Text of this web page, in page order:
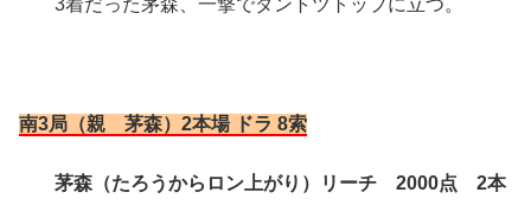
南3局（親 茅森）2本場 ドラ 8索
茅森（たろうからロン上がり）リーチ 2000点 2本